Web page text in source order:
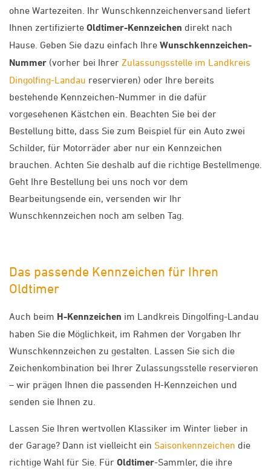
ohne Wartezeiten. Ihr Wunschkennzeichenversand liefert
Ihnen zertifizierte Oldtimer-Kennzeichen direkt nach
Hause. Geben Sie dazu einfach Ihre Wunschkennzeichen-
Nummer (vorher bei Ihrer Zulassungsstelle im Landkreis
Dingolfing-Landau reservieren) oder Ihre bereits
bestehende Kennzeichen-Nummer in die dafür
vorgesehenen Kästchen ein. Beachten Sie bei der
Bestellung bitte, dass Sie zum Beispiel für ein Auto zwei
Schilder, für Motorräder aber nur ein Kennzeichen
brauchen. Achten Sie deshalb auf die richtige Bestellmenge.
Geht Ihre Bestellung bei uns noch vor dem
Bearbeitungsende ein, versenden wir Ihr
Wunschkennzeichen noch am selben Tag.
Das passende Kennzeichen für Ihren
Oldtimer
Auch beim H-Kennzeichen im Landkreis Dingolfing-Landau
haben Sie die Möglichkeit, im Rahmen der Vorgaben Ihr
Wunschkennzeichen zu gestalten. Lassen Sie sich die
Zeichenkombination bei Ihrer Zulassungsstelle reservieren
– wir prägen Ihnen die passenden H-Kennzeichen und
senden sie Ihnen zu.
Lassen Sie Ihren wertvollen Klassiker im Winter lieber in
der Garage? Dann ist vielleicht ein Saisonkennzeichen die
richtige Wahl für Sie. Für Oldtimer-Sammler, die ihre